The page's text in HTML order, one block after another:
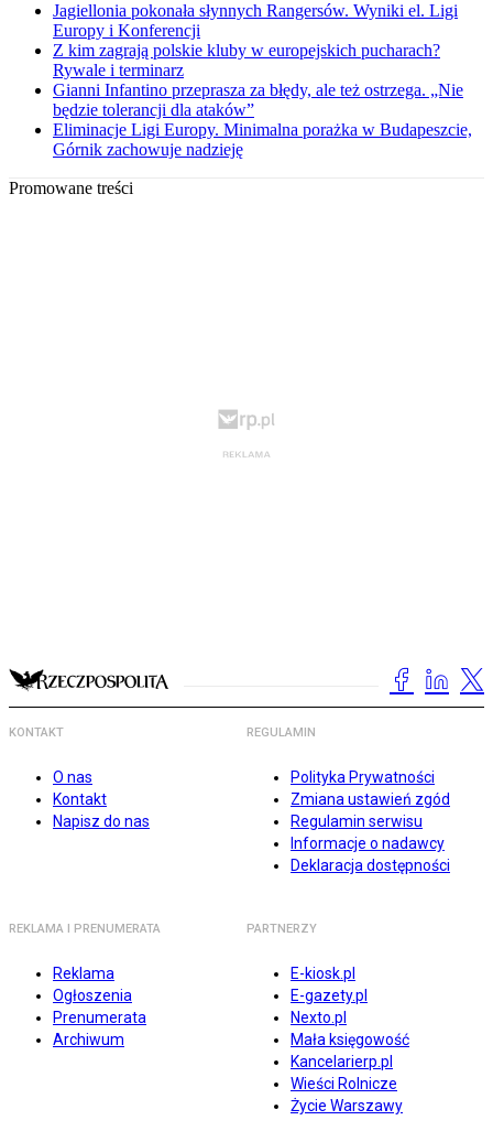
Jagiellonia pokonała słynnych Rangersów. Wyniki el. Ligi
Europy i Konferencji
Z kim zagrają polskie kluby w europejskich pucharach?
Rywale i terminarz
Gianni Infantino przeprasza za błędy, ale też ostrzega. „Nie
będzie tolerancji dla ataków”
Eliminacje Ligi Europy. Minimalna porażka w Budapeszcie,
Górnik zachowuje nadzieję
Promowane treści
KONTAKT
O nas
Kontakt
Napisz do nas
REGULAMIN
Polityka Prywatności
Zmiana ustawień zgód
Regulamin serwisu
Informacje o nadawcy
Deklaracja dostępności
REKLAMA I PRENUMERATA
Reklama
Ogłoszenia
Prenumerata
Archiwum
PARTNERZY
E-kiosk.pl
E-gazety.pl
Nexto.pl
Mała księgowość
Kancelarierp.pl
Wieści Rolnicze
Życie Warszawy